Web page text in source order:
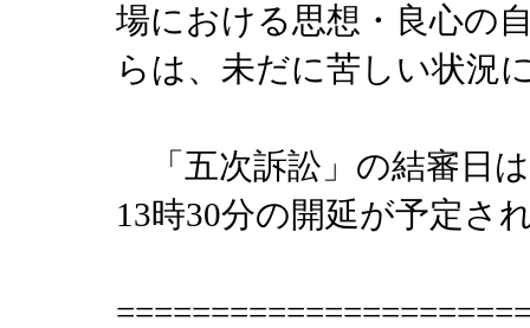
場における思想・良心の
らは、未だに苦しい状
「五次訴訟」の結審日
13時30分の開延が予定